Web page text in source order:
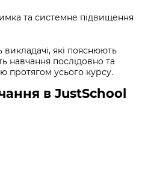
та системне підвищення
які пояснюють
навчання послідовно та
протягом усього курсу.
в JustSchool